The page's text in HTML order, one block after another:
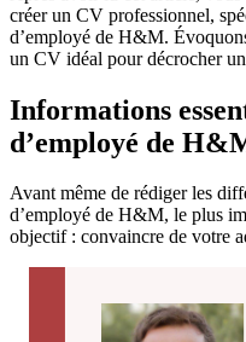
créer un CV professionnel,
d’employé de H&M.
un CV idéal pour décrocher
Informations
d’employé de
Avant même de rédiger les
d’employé de H&M, le plus
objectif : convaincre de votre